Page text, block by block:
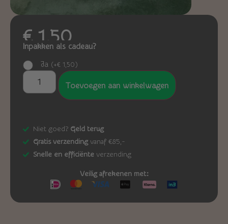
€ 1,50
Inpakken als cadeau?
Ja (+€ 1,50)
Toevoegen aan winkelwagen
Niet goed? Geld terug
Gratis verzending vanaf €85,-
Snelle en efficiënte verzending
Veilig afrekenen met: